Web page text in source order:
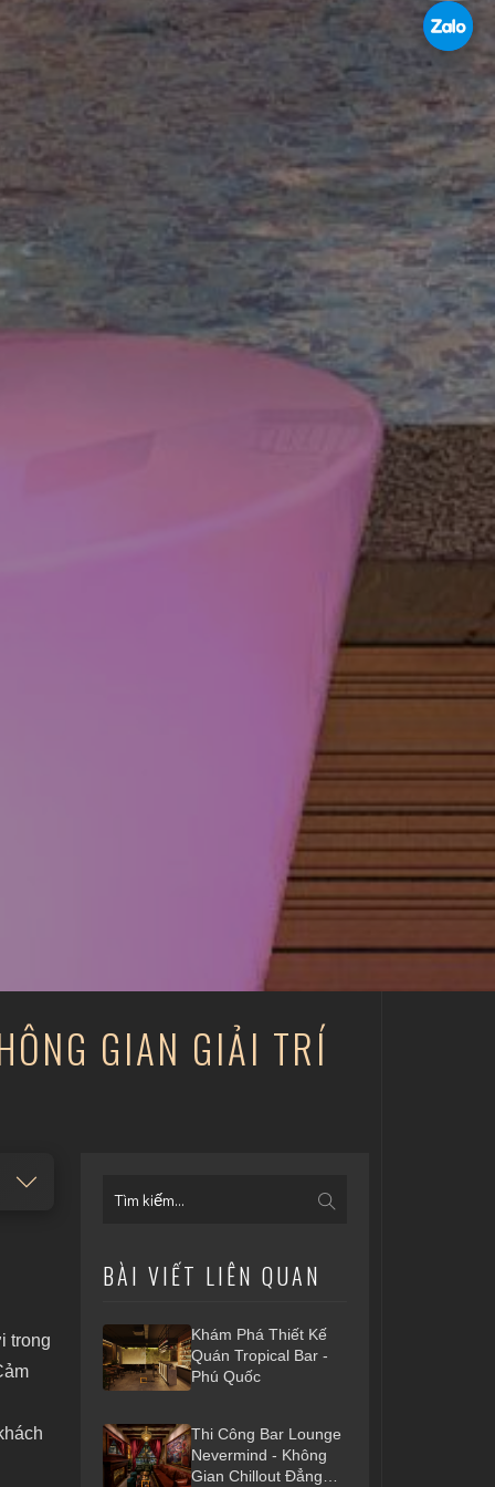
GIAN GIẢI TRÍ
trong
BÀI VIẾT LIÊN QUAN
Khám Phá Thiết Kế
Quán Tropical Bar -
Phú Quốc
Thi Công Bar Lounge
Nevermind - Không
Gian Chillout Đẳng